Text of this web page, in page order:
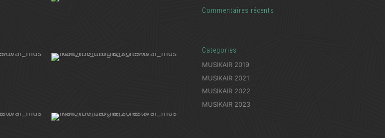
Commentaires récents
Categories
MUSIKAIR 2019
MUSIKAIR 2021
MUSIKAIR 2022
MUSIKAIR 2023